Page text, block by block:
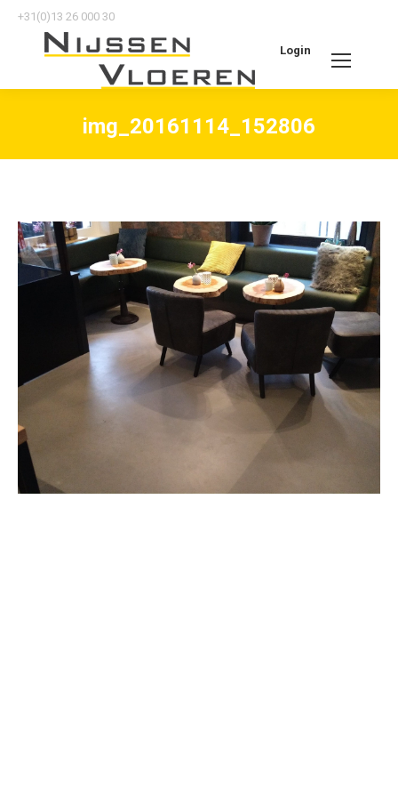
+31(0)13 26 000 30
Login
Search:
img_20161114_152806